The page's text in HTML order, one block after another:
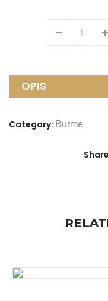
OPIS
Category: Burme